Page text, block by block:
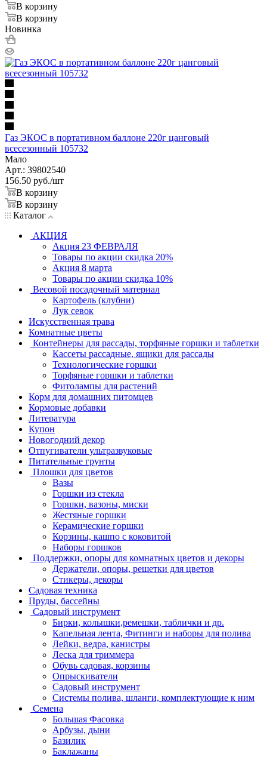
В корзину
В корзину
Новинка
Газ ЭКОС в портативном баллоне 220г цанговый
всесезонный 105732
Мало
Арт.: 39802540
156.50 руб./шт
В корзину
В корзину
Каталог
АКЦИЯ
Акция 23 ФЕВРАЛЯ
Товары по акции скидка 20%
Акция 8 марта
Товары по акции скидка 10%
Весовой посадочный материал
Картофель (клубни)
Лук севок
Искусственная трава
Комнатные цветы
Контейнеры для рассады, торфяные горшки и таблетки
Кассеты рассадные, ящики для рассады
Технологические горшки
Торфяные горшки и таблетки
Фитолампы для растений
Корм для домашних питомцев
Кормовые добавки
Литература
Купон
Новогодний декор
Отпугиватели ультразвуковые
Питательные грунты
Плошки для цветов
Вазы
Горшки из стекла
Горшки, вазоны, миски
Жестяные горшки
Керамические горшки
Корзины, кашпо с коковитой
Наборы горшков
Поддержки, опоры для комнатных цветов и декоры
Держатели, опоры, решетки для цветов
Стикеры, декоры
Садовая техника
Пруды, бассейны
Садовый инструмент
Бирки, колышки,ремешки, таблички и др.
Капельная лента, Фитинги и наборы для полива
Лейки, ведра, канистры
Леска для триммера
Обувь садовая, корзины
Опрыскиватели
Садовый инструмент
Системы полива, шланги, комплектующие к ним
Семена
Большая Фасовка
Арбузы, дыни
Базилик
Баклажаны